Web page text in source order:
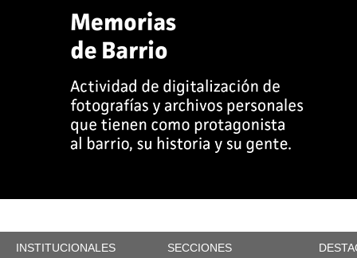
INSTITUCIONALES SECCIONES